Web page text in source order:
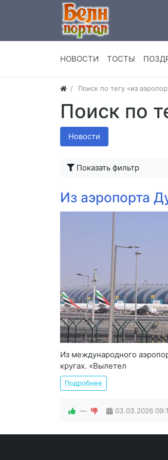
НОВОСТИ ТОСТЫ
Поиск по тегу «из
Поиск по
Новости
Показать фильтр
Из аэропорта
Из международного
кругах. «Вылетел
Подробнее
— 03.03.2026